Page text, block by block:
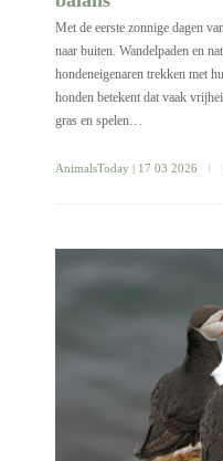
Met de eerste zonnige dagen
naar buiten. Wandelpaden en
hondeneigenaren trekken met
honden betekent dat vaak
gras en spelen…
AnimalsToday | 17 03 2026